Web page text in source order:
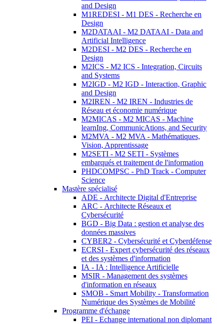
and Design
M1REDESI - M1 DES - Recherche en
Design
M2DATAAI - M2 DATAAI - Data and
Artificial Intelligence
M2DESI - M2 DES - Recherche en
Design
M2ICS - M2 ICS - Integration, Circuits
and Systems
M2IGD - M2 IGD - Interaction, Graphic
and Design
M2IREN - M2 IREN - Industries de
Réseau et économie numérique
M2MICAS - M2 MICAS - Machine
learnIng, CommunicAtions, and Security
M2MVA - M2 MVA - Mathématiques,
Vision, Apprentissage
M2SETI - M2 SETI - Systèmes
embarqués et traitement de l'information
PHDCOMPSC - PhD Track - Computer
Science
Mastère spécialisé
ADE - Architecte Digital d'Entreprise
ARC - Architecte Réseaux et
Cybersécurité
BGD - Big Data : gestion et analyse des
données massives
CYBER2 - Cybersécurité et Cyberdéfense
ECRSI - Expert cybersécurité des réseaux
et des systèmes d'information
IA - IA : Intelligence Artificielle
MSIR - Management des systèmes
d'information en réseaux
SMOB - Smart Mobility - Transformation
Numérique des Systèmes de Mobilité
Programme d'échange
PEI - Echange international non diplomant